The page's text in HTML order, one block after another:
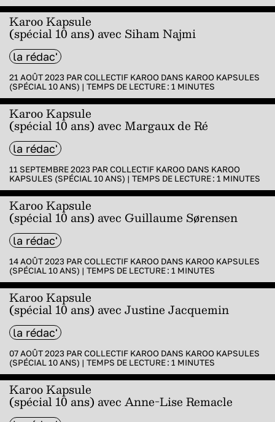
Karoo Kapsule
(spécial 10 ans) avec Siham Najmi
la rédac'
21 AOÛT 2023 PARCOLLECTIF KAROO DANS KAROO KAPSULES
(SPÉCIAL 10 ANS) | TEMPS DE LECTURE : 1 MINUTES
Karoo Kapsule
(spécial 10 ans) avec Margaux de Ré
la rédac'
11 SEPTEMBRE 2023 PARCOLLECTIF KAROO DANS KAROO
KAPSULES (SPÉCIAL 10 ANS) | TEMPS DE LECTURE : 1 MINUTES
Karoo Kapsule
(spécial 10 ans) avec Guillaume Sørensen
la rédac'
14 AOÛT 2023 PARCOLLECTIF KAROO DANS KAROO KAPSULES
(SPÉCIAL 10 ANS) | TEMPS DE LECTURE : 1 MINUTES
Karoo Kapsule
(spécial 10 ans) avec Justine Jacquemin
la rédac'
07 AOÛT 2023 PARCOLLECTIF KAROO DANS KAROO KAPSULES
(SPÉCIAL 10 ANS) | TEMPS DE LECTURE : 1 MINUTES
Karoo Kapsule
(spécial 10 ans) avec Anne-Lise Remacle